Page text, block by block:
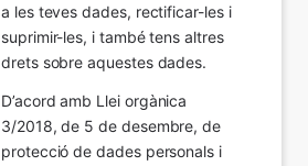
a les teves dades, rectificar-les i
suprimir-les, i també tens altres
drets sobre aquestes dades.
D’acord amb Llei orgànica
3/2018, de 5 de desembre, de
protecció de dades personals i